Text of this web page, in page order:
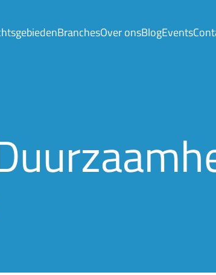
BranchesOver onsBlogEvents